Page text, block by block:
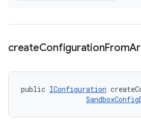
createConfigurationFrom
public IConfiguration